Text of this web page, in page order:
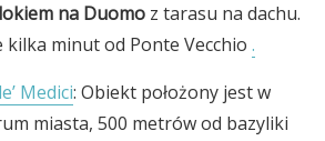
na Duomo z tarasu na dachu.
kilka minut od Ponte Vecchio .
Medici: Obiekt położony jest w
miasta, 500 metrów od bazyliki